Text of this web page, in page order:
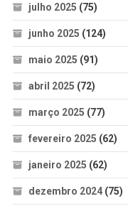
julho 2025 (75)
junho 2025 (124)
maio 2025 (91)
abril 2025 (72)
março 2025 (77)
fevereiro 2025 (62)
janeiro 2025 (62)
dezembro 2024(75)